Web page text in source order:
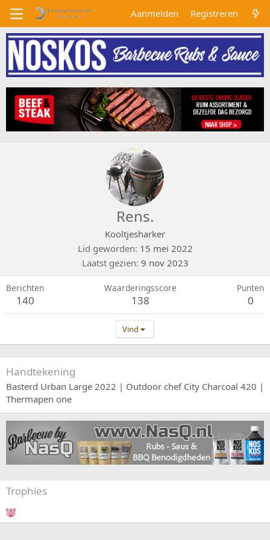
Aanmelden Registreren
Rens.
Kooltjesharker
Lid geworden 15 mei 2022
Laatst gezien 9 nov 2023
Berichten
140
Waarderingsscore
138
Punten
0
Vind
Handtekening
Basterd Urban Large 2022 | Outdoor chef City Charcoal 420 |
Thermapen one
Trophies